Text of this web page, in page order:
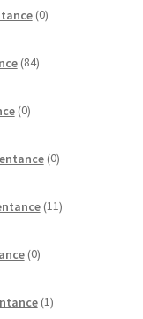
0izdelkov
84izdelkov
0izdelkov
0izdelkov
11izdelkov
0izdelkov
1izdelek